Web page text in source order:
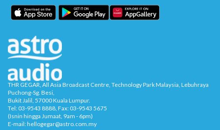
THR GEGAR, All Asia Broadcast Centre, Technology Park Malaysia, Lebuhraya
Puchong-Sg. Besi,
Bukit Jalil, 57000 Kuala Lumpur.
Tel: 03-9543 8888, Fax: 03-9543 5675
(Isnin hingga Jumaat, 9am - 6pm)
E-mail: hellogegar@astro.com.my